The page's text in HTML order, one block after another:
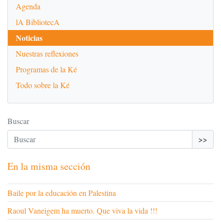
Agenda
lA BibliotecA
Noticias
Nuestras reflexiones
Programas de la Ké
Todo sobre la Ké
Buscar
>>
En la misma sección
Baile por la educación en Palestina
Raoul Vaneigem ha muerto. Que viva la vida !!!